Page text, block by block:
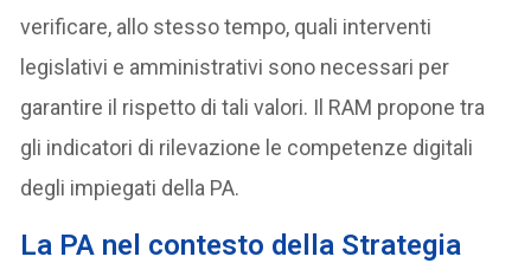
verificare, allo stesso tempo, quali interventi
legislativi e amministrativi sono necessari per
garantire il rispetto di tali valori. Il RAM propone tra
gli indicatori di rilevazione le competenze digitali
degli impiegati della PA.
La PA nel contesto della Strategia